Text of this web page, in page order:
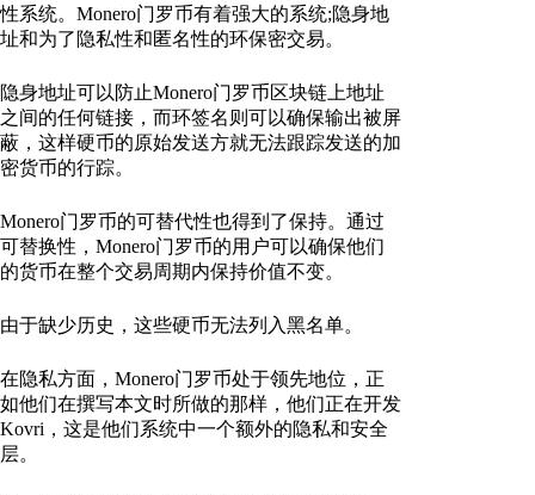
性系统。Monero门罗币有着强大的系统;隐身地
址和为了隐私性和匿名性的环保密交易。
隐身地址可以防止Monero门罗币区块链上地址
之间的任何链接，而环签名则可以确保输出被屏
蔽，这样硬币的原始发送方就无法跟踪发送的加
密货币的行踪。
Monero门罗币的可替代性也得到了保持。通过
可替换性，Monero门罗币的用户可以确保他们
的货币在整个交易周期内保持价值不变。
由于缺少历史，这些硬币无法列入黑名单。
在隐私方面，Monero门罗币处于领先地位，正
如他们在撰写本文时所做的那样，他们正在开发
Kovri，这是他们系统中一个额外的隐私和安全
层。